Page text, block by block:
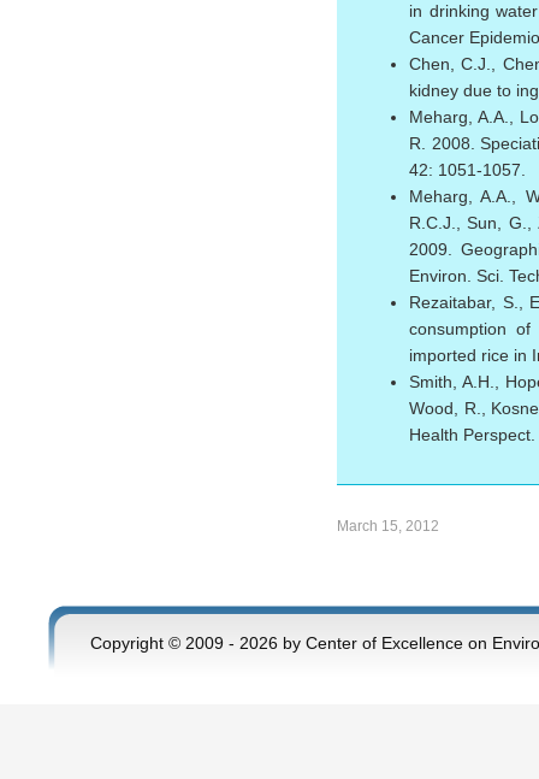
in drinking
Cancer
Chen, C.J.,
kidney due to
Meharg, A.A.,
R. 2008.
42: 1051-1057.
Meharg, A.A.,
R.C.J., Sun, G.,
2009.
Environ. Sci.
Rezaitabar, S.,
consumption
imported rice in
Smith, A.H.,
Wood, R.,
Health
March 15, 2012
Copyright © 2009 - 2026 by Center of Excellence on